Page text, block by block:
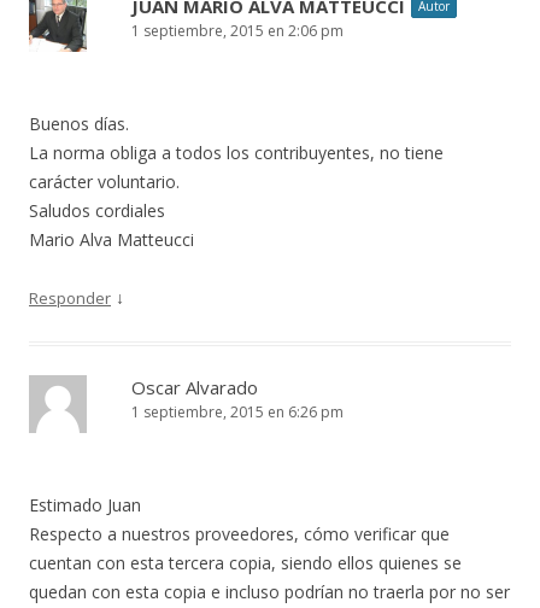
JUAN MARIO ALVA MATTEUCCI Autor
1 septiembre, 2015 en 2:06 pm
Buenos días.
La norma obliga a todos los contribuyentes, no tiene
carácter voluntario.
Saludos cordiales
Mario Alva Matteucci
Responder ↓
Oscar Alvarado
1 septiembre, 2015 en 6:26 pm
Estimado Juan
Respecto a nuestros proveedores, cómo verificar que
cuentan con esta tercera copia, siendo ellos quienes se
quedan con esta copia e incluso podrían no traerla por no ser